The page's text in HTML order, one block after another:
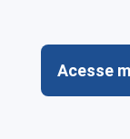
Acesse